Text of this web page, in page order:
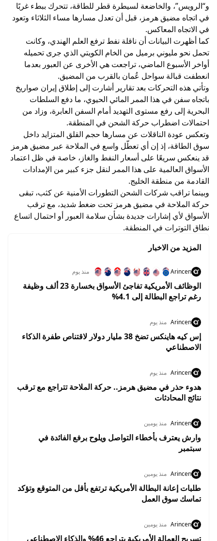
و“الرويس”، والخاضعة لسيطرة قطر للطاقة، تتحرك ببطء غربًا
في اتجاه مضيق هرمز، قبل أن تعدل مسارها مساء الثلاثاء وتعود
في الاتجاه المعاكس.
كما أظهرت البيانات أن ناقلة نفط ترفع العلم الهندي، وكانت
تحمل نحو مليوني برميل من الخام الكويتي الذي جرى تحميله
أواخر الأسبوع الماضي، تراجعت هي الأخرى عن العبور بعدما
انعطفت قبالة سواحل عُمان بالقرب من المضيق.
وتأتي هذه التحركات بعد تقارير أشارت إلى إطلاق إيران صواريخ
باتجاه سفن في هذا الممر المائي الحيوي، ما دفع السلطات
البحرية إلى رفع مستوى التهديد أمام السفن العابرة، وزاد من
احتمالات اضطراب حركة الشحن في المنطقة.
وتعكس عودة الناقلات عن مسارها حجم القلق المتزايد داخل
سوق الطاقة، إذ إن أي تعطّل واسع في الملاحة عبر مضيق هرمز
قد ينعكس سريعًا على أسعار النفط والغاز، خاصة في ظل اعتماد
الأسواق العالمية على هذا الممر لنقل جزء كبير من الإمدادات
القادمة من منطقة الخليج.
وبينما تراقب شركات الشحن التطورات الأمنية عن كثب، تبقى
حركة الملاحة في مضيق هرمز تحت ضغط شديد، مع ترقب
الأسواق لأي إشارات جديدة بشأن سلامة العبور أو احتمال اتساع
نطاق التوترات في المنطقة.
المزيد من الاخبار
Arincen منذ يوم
الوظائف الأمريكية تفاجئ الأسواق بخسارة 23 ألف وظيفة
رغم تراجع البطالة إلى 4.1%
Arincen منذ يوم
إس كيه هاينكس تضخ 38 مليار دولار لاقتناص طفرة الذكاء
الاصطناعي
Arincen منذ يوم
هدوء حذر في مضيق هرمز.. حركة الملاحة تتراجع مع ترقب
نتائج المحادثات
Arincen منذ يومين
وارش يعترف بأخطاء التواصل ويلوح برفع الفائدة في
سبتمبر
Arincen منذ يومين
طلبات إعانة البطالة الأمريكية ترتفع بأقل من المتوقع وتؤكد
تماسك سوق العمل
Arincen منذ يومين
تسريح العمالة الأمريكية يتراجع 46% والذكاء الاصطناعي